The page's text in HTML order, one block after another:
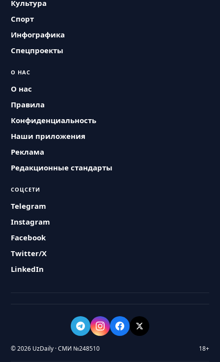
Культура
Спорт
Инфографика
Спецпроекты
О НАС
О нас
Правила
Конфиденциальность
Наши приложения
Реклама
Редакционные стандарты
СОЦСЕТИ
Telegram
Instagram
Facebook
Twitter/X
LinkedIn
© 2026 UzDaily · СМИ №248510 18+